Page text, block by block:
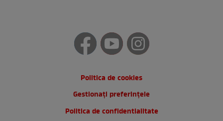
Politica de cookies
Gestionați preferințele
Politica de confidentialitate